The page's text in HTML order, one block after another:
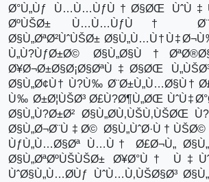
Ø°Ù„Ùƒ Ù…Ù…ÙƒÙ†Ø§ØŒ
ØºÙŠØ± Ù…Ù…ÙƒÙ†
Ø§Ù„ØªØ²ÙˆÙŠØ±
Ù„Ù?ÙƒØ±Ø©
Ø¥Ø¬Ø±Ø§Ø¡Ø§ØªÙ‡Ø§ØŒ
Ø§Ù„Ø¢Ù† Ù?Ù‰ Ø¨Ø±Ù„Ù…Ø§Ù†
Ù‰ Ø±Ø¦ÙŠØ³ Ø£Ù?Ø¶Ù„ØŒ
Ø§Ù„Ù?Ø±Ø² Ø§Ù„Ø­Ù‚ÙŠÙ‚ÙŠØŒ
Ø§Ù„Ø¬Ø¨Ù‡Ø©
ÙƒÙ„Ù…Ø§Øª Ù…Ù† Ø£Ø¬Ù„
Ø§Ù„ØªØºÙŠÙŠØ± Ø¥Ø°Ù†
ÙˆØ§Ù„Ù…Ø­Ùƒ ÙˆÙ…Ù‚ÙŠØ§Ø³